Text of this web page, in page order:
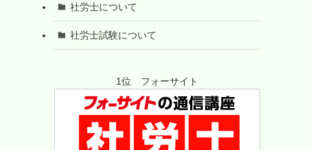
社労士について
社労士試験について
1位 フォーサイト